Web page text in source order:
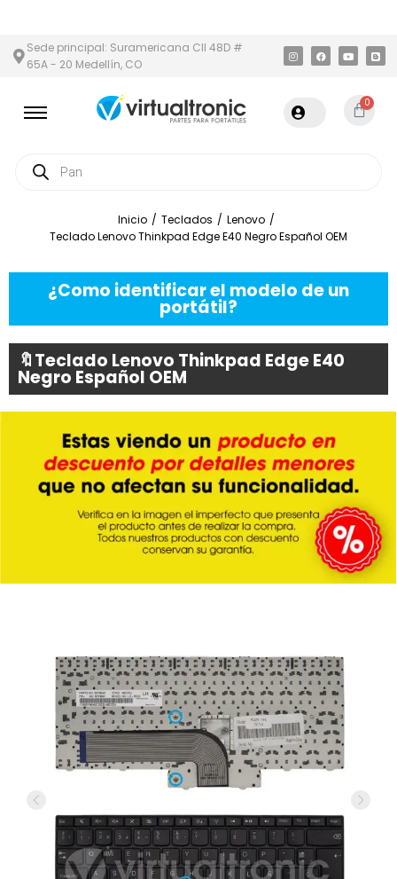
Sede principal: Suramericana Cll 48D #
65A - 20 Medellín, CO
0
Inicio / Teclados / Lenovo /
Teclado Lenovo Thinkpad Edge E40 Negro Español OEM
¿Como identificar el modelo de un
portátil?
🔖Teclado Lenovo Thinkpad Edge E40
Negro Español OEM